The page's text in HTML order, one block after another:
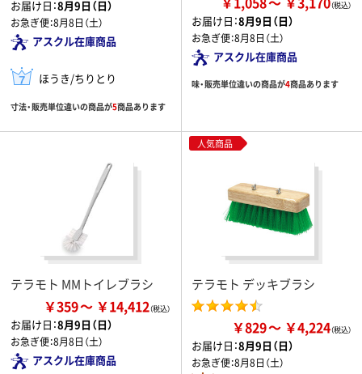
お届け日：8月9日（日）
お急ぎ便：8月8日（土）
アスクル在庫商品
ほうき/ちりとり
寸法・販売単位違いの商品が5商品あります
お届け日：8月9日（日）
お急ぎ便：8月8日（土）
アスクル在庫商品
味・販売単位違いの商品が4商品あります
テラモト MMトイレブラシ
￥359 ￥14,412
お届け日：8月9日（日）
お急ぎ便：8月8日（土）
アスクル在庫商品
人気商品
テラモト デッキブラシ
￥829 ￥4,224
お届け日：8月9日（日）
お急ぎ便：8月8日（土）